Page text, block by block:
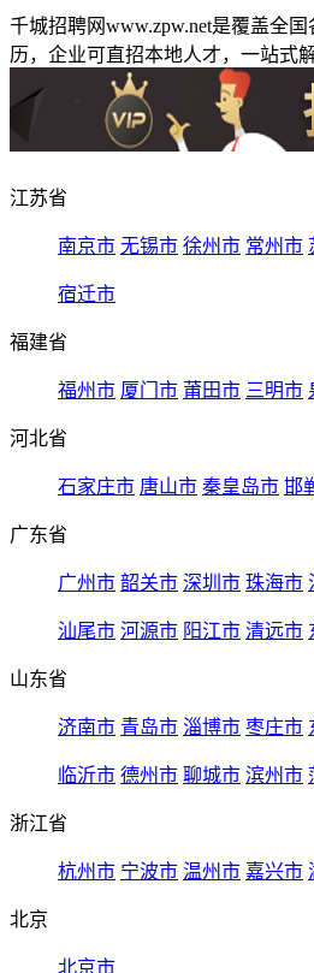
千城招聘网www.zpw.net是覆盖全
历，企业可直招本地人才，一站式
江苏省
南京市 无锡市 徐州市 常州市
宿迁市
福建省
福州市 厦门市 莆田市 三明市
河北省
石家庄市 唐山市 秦皇岛市 邯
广东省
广州市 韶关市 深圳市 珠海市
汕尾市 河源市 阳江市 清远市
山东省
济南市 青岛市 淄博市 枣庄市
临沂市 德州市 聊城市 滨州市
浙江省
杭州市 宁波市 温州市 嘉兴市
北京
北京市